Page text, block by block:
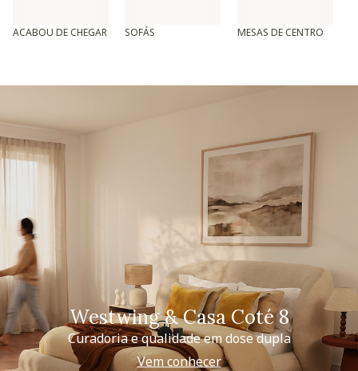
ACABOU DE CHEGAR SOFÁS MESAS DE CENTRO
Westwing & Casa Coté 8
Curadoria e qualidade em dose dupla
Vem conhecer